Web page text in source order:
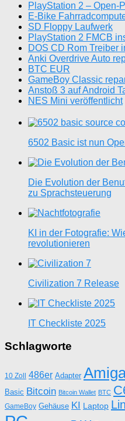
PlayStation 2 – Open-
E-Bike
SD Floppy Laufwerk
PlayStation 2 FMCB
DOS CD Rom Treiber
Anki Overdrive Auto
BTC EUR
GameBoy Classic
Anstoß 3 auf Android
NES Mini veröffentlicht
6502 Basic ist nun
Die Evolution der
zu Sprachsteuerung
KI in der Fotografie:
revolutionieren
Civilization 7 Release
IT Checkliste 2025
Schlagworte
10 Zoll 486er Adapter
Basic Bitcoin Bitcoin Wallet BTC
GameBoy Gehäuse KI Laptop